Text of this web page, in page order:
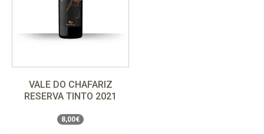
VALE DO CHAFARIZ
RESERVA TINTO 2021
8,00€
Unidade 8,00€
Pack 6 garrafas